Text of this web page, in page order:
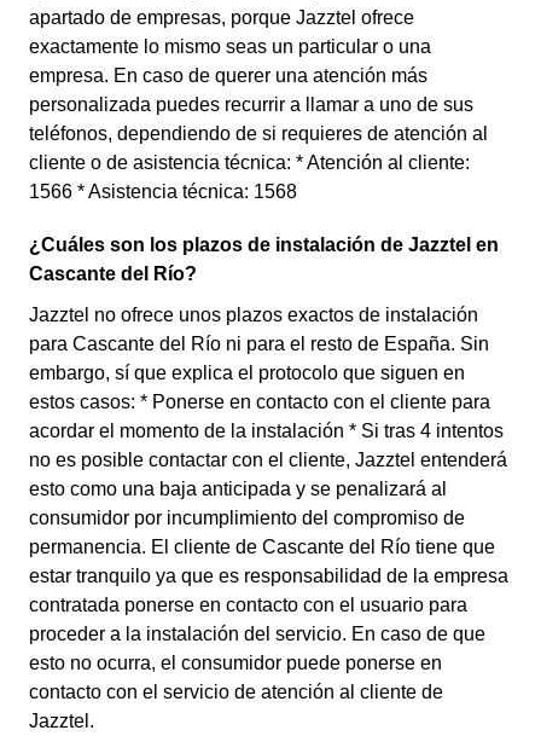
apartado de empresas, porque Jazztel ofrece
exactamente lo mismo seas un particular o una
empresa. En caso de querer una atención más
personalizada puedes recurrir a llamar a uno de sus
teléfonos, dependiendo de si requieres de atención al
cliente o de asistencia técnica: * Atención al cliente:
1566 * Asistencia técnica: 1568
¿Cuáles son los plazos de instalación de Jazztel en
Cascante del Río?
Jazztel no ofrece unos plazos exactos de instalación
para Cascante del Río ni para el resto de España. Sin
embargo, sí que explica el protocolo que siguen en
estos casos: * Ponerse en contacto con el cliente para
acordar el momento de la instalación * Si tras 4 intentos
no es posible contactar con el cliente, Jazztel entenderá
esto como una baja anticipada y se penalizará al
consumidor por incumplimiento del compromiso de
permanencia. El cliente de Cascante del Río tiene que
estar tranquilo ya que es responsabilidad de la empresa
contratada ponerse en contacto con el usuario para
proceder a la instalación del servicio. En caso de que
esto no ocurra, el consumidor puede ponerse en
contacto con el servicio de atención al cliente de
Jazztel.